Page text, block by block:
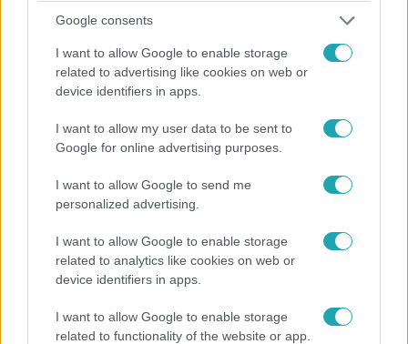
Google consents
I want to allow Google to enable storage
related to advertising like cookies on web or
device identifiers in apps.
I want to allow my user data to be sent to
Google for online advertising purposes.
I want to allow Google to send me
personalized advertising.
I want to allow Google to enable storage
related to analytics like cookies on web or
device identifiers in apps.
I want to allow Google to enable storage
related to functionality of the website or app.
helyszíneire, hogy Fókuszba helyezhessük őket.
Házon kívül
Házon kívül 2022-12-13